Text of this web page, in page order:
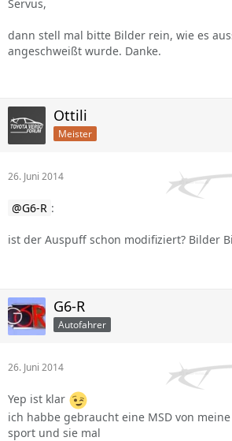
Servus,
dann stell mal bitte Bilder rein, wie es
angeschweißt wurde. Danke.
Ottili
Meister
26. Juni 2014
G6-R :
ist der Auspuff schon modifiziert? Bilder
G6-R
Autofahrer
26. Juni 2014
Yep ist klar
ich habbe gebraucht eine MSD von meine
sport und sie mal